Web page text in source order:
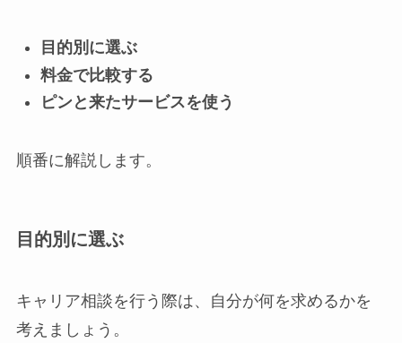
目的別に選ぶ
料金で比較する
ピンと来たサービスを使う
順番に解説します。
目的別に選ぶ
キャリア相談を行う際は、自分が何を求めるかを
考えましょう。